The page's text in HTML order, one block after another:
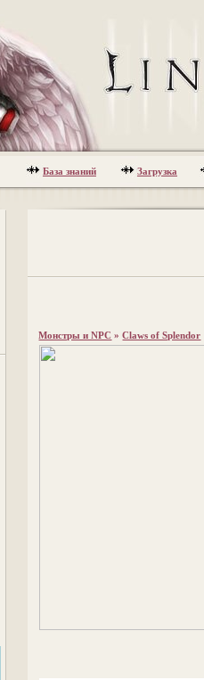
База знаний Загрузка
Монстры и NPC »Claws of Splendor